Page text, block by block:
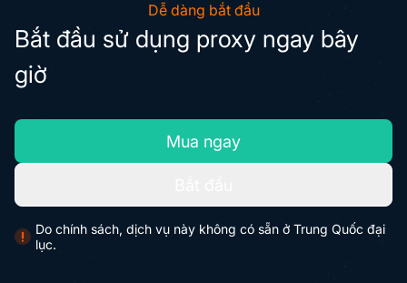
Dễ dàng bắt đầu
Bắt đầu sử dụng proxy ngay bây
giờ
Mua ngay
Do chính sách, dịch vụ này không có sẵn ở Trung Quốc đại
lục.